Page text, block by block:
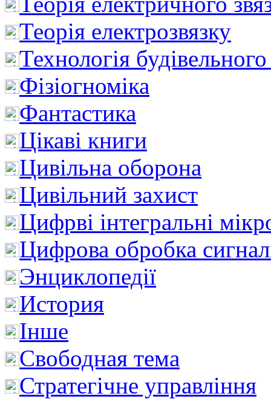
Теорія електрозвязку
Технологія
Фізіогноміка
Фантастика
Цікаві книги
Цивільна оборона
Цивільний захист
Цифрві інтегральні
Цифрова обробка
Энциклопедії
История
Інше
Свободная тема
Стратегічне управління